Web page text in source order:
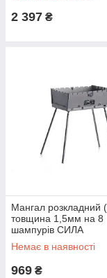
2 397 ₴
Мангал розкладний
товщина 1,5мм на 8
шампурів СИЛА
Немає в наявності
969 ₴